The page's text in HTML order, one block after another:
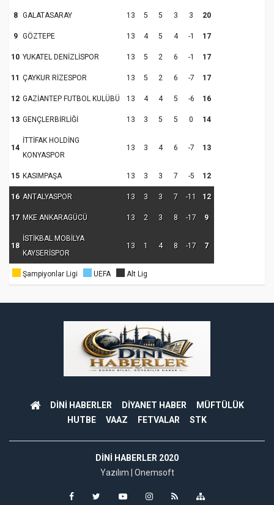
8 GALATASARAY 13 5 5 3 3 20
9 GÖZTEPE 13 4 5 4 -1 17
10 YUKATEL DENİZLİSPOR 13 5 2 6 -1 17
11 ÇAYKUR RİZESPOR 13 5 2 6 -7 17
12 GAZİANTEP FUTBOL KULÜBÜ 13 4 4 5 -6 16
13 GENÇLERBİRLİĞİ 13 3 5 5 0 14
14
İTTİFAK HOLDİNG
KONYASPOR
13 3 4 6 -7 13
15 KASIMPAŞA 13 3 3 7 -5 12
16 ANTALYASPOR 13 3 3 7 -11 12
17 MKE ANKARAGÜCÜ 13 2 3 8 -17 9
18
İSTİKBAL MOBİLYA
KAYSERİSPOR
13 1 4 8 -17 7
Şampiyonlar Ligi UEFA Alt Lig
DİNİ HABERLER DİYANET HABER
MÜFTÜLÜK
HUTBE
VAAZ FETVALAR STK
DINI HABERLER 2020
Yazılım | Onemsoft